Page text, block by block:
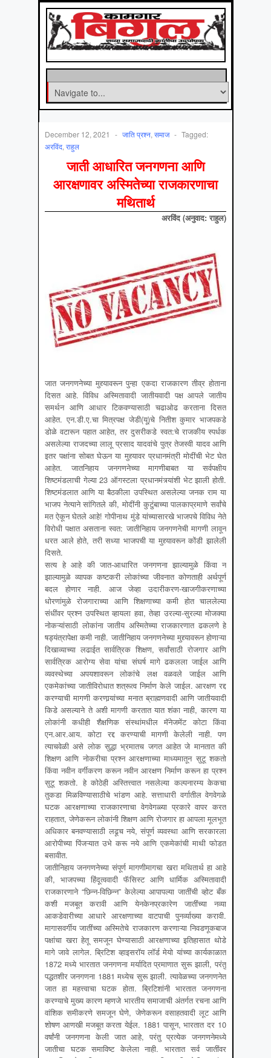
December 12, 2021 - जाति प्रश्न, समाज - Tagged:
अरविंद, राहुल
जाती आधारित जनगणना आणि
आरक्षणावर अस्मितेच्या राजकारणाचा
मथितार्थ
अरविंद (अनुवाद: राहुल)
जात जनगणनेच्या मुद्द्यावरून पुन्हा एकदा राजकारण तीव्र होताना
दिसत आहे. विविध अस्मितावादी जातीयवादी पक्ष आपले जातीय
समर्थन आणि आधार टिकवण्यासाठी चढाओढ करताना दिसत
आहेत. एन.डी.ए.चा मित्रपक्ष जेडी(यू)चे नितीश कुमार भाजपकडे
डोळे वटारून पहात आहेत, तर दुसरीकडे स्वत:चे राजकीय स्पर्धक
असलेल्या राजदच्या लालू प्रसाद यादवांचे पुत्र तेजस्वी यादव आणि
इतर पक्षांना सोबत घेऊन या मुद्द्यावर प्रधानमंत्री मोदींची भेट घेत
आहेत. जातनिहाय जनगणनेच्या मागणीबाबत या सर्वपक्षीय
शिष्टमंडलाची गेल्या 23 ऑगस्टला प्रधानमंत्र्यांशी भेट झाली होती.
शिष्टमंडलात आणि या बैठकीला उपस्थित असलेल्या जनक राम या
भाजप नेत्याने सांगितले की, मोदींनी कुटुंबाच्या पालकाप्रमाणे सर्वांचे
मत ऐकून घेतले आहे! गोपीनाथ मुंडे यांच्यासारखे भाजपचे विविध नेते
विरोधी पक्षात असताना स्वत: जातीनिहाय जनगणनेची मागणी लावून
धरत आले होते, तरी सध्या भाजपची या मुद्द्यावरून कोंडी झालेली
दिसते.
सत्य हे आहे की जात-आधारित जनगणना झाल्यामुळे किंवा न
झाल्यामुळे व्यापक कष्टकरी लोकांच्या जीवनात कोणताही अर्थपूर्ण
बदल होणार नाही. आज जेव्हा उदारीकरण-खाजगीकरणाच्या
धोरणांमुळे रोजगाराच्या आणि शिक्षणाच्या कमी होत चाललेल्या
संधींवर प्रश्न उपस्थित व्हायला हवा, तेव्हा उरल्या-सुरल्या मोजक्या
नोकऱ्यांसाठी लोकांना जातीय अस्मितेच्या राजकारणात ढकलणे हे
षड्यंत्रापेक्षा कमी नाही. जातीनिहाय जनगणनेच्या मुद्द्यावरून होणाऱ्या
दिखाव्याच्या लढाईत सार्वत्रिक शिक्षण, सर्वांसाठी रोजगार आणि
सार्वत्रिक आरोग्य सेवा यांचा संघर्ष मागे ढकलला जाईल आणि
व्यवस्थेच्या अपयशावरून लोकांचे लक्ष वळवले जाईल आणि
एकमेकांच्या जातीविरोधात शत्रूत्व निर्माण केले जाईल. आरक्षण रद्द
करण्याची मागणी करणार्‍यांच्या मनात ब्राह्मणवादी आणि जातीयवादी
किडे असल्याने ते अशी मागणी करतात यात शंका नाही, कारण या
लोकांनी कधीही शैक्षणिक संस्थांमधील मॅनेजमेंट कोटा किंवा
एन.आर.आय. कोटा रद्द करण्याची मागणी केलेली नाही. पण
त्याचवेळी असे लोक सुद्धा भ्रमातच जगत आहेत जे मानतात की
शिक्षण आणि नोकरीचा प्रश्न आरक्षणाच्या माध्यमातून सुटू शकतो
किंवा नवीन वर्गीकरण करून नवीन आरक्षण निर्माण करून हा प्रश्न
सुटू शकतो. हे कोठेही अस्तित्त्वात नसलेल्या कल्पनारम्य केकचा
तुकडा मिळविण्यासाठीचे भांडण आहे. सत्ताधारी वर्गातील वेगवेगळे
घटक आरक्षणाच्या राजकारणाचा वेगवेगळ्या प्रकारे वापर करत
राहतात, जेणेकरून लोकांनी शिक्षण आणि रोजगार हा आपला मूलभूत
अधिकार बनवण्यासाठी लढूच नये, संपूर्ण व्यवस्था आणि सरकारला
आरोपीच्या पिंजऱ्यात उभे करू नये आणि एकमेकांची माथी फोडत
बसावीत.
जातीनिहाय जनगणनेच्या संपूर्ण मागणीमागचा खरा मथितार्थ हा आहे
की, भाजपच्या हिंदूत्ववादी फॅसिस्ट आणि धार्मिक अस्मितावादी
राजकारणाने “छिन्न-विछिन्न” केलेल्या आपापल्या जातींची व्होट बँक
कशी मजबूत करावी आणि येनकेनप्रकारेण जातींच्या नव्या
आकडेवारीच्या आधारे आरक्षणाच्या वाटपाची पुनर्व्याख्या करावी.
मागासवर्गीय जातींच्या अस्मितेचे राजकारण करणाऱ्या निवडणूकबाज
पक्षांचा खरा हेतू समजून घेण्यासाठी आरक्षणाच्या इतिहासात थोडे
मागे जावे लागेल. ब्रिटिश व्हाइसरॉय लॉर्ड मेयो यांच्या कार्यकाळात
1872 मध्ये भारतात जनगणना मर्यादित प्रमाणात सुरू झाली, परंतु
पद्धतशीर जनगणना 1881 मध्येच सुरू झाली. त्यावेळच्या जनगणनेत
जात हा महत्त्वाचा घटक होता. ब्रिटिशांनी भारतात जनगणना
करण्याचे मुख्य कारण म्हणजे भारतीय समाजाची अंतर्गत रचना आणि
वांशिक समीकरणे समजून घेणे, जेणेकरून वसाहतवादी लूट आणि
शोषण आणखी मजबूत करता येईल. 1881 पासून, भारतात दर 10
वर्षांनी जनगणना केली जात आहे, परंतु प्रत्येक जनगणनेमध्ये
जातीचा घटक समाविष्ट केलेला नाही. भारतात सर्व जातींवर